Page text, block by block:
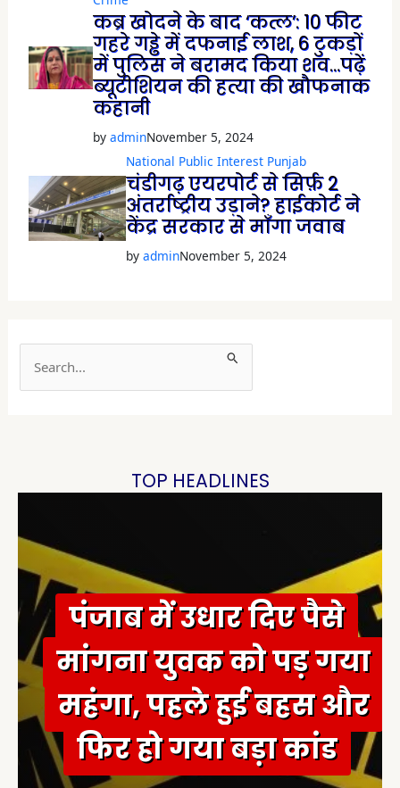
कब्र खोदने के बाद ‘कत्ल’: 10 फीट
गहरे गड्ढे में दफनाई लाश, 6 टुकड़ों
में पुलिस ने बरामद किया शव…पढ़ें
ब्यूटीशियन की हत्या की खौफनाक
कहानी
by adminNovember 5, 2024
National Public Interest Punjab
चंडीगढ़ एयरपोर्ट से सिर्फ़ 2
अंतर्राष्ट्रीय उड़ाने? हाईकोर्ट ने
केंद्र सरकार से माँगा जवाब
by adminNovember 5, 2024
r
:
TOP HEADLINES
पंजाब में उधार दिए पैसे
मांगना युवक को पड़ गया
महंगा, पहले हुई बहस और
फिर हो गया बड़ा कांड